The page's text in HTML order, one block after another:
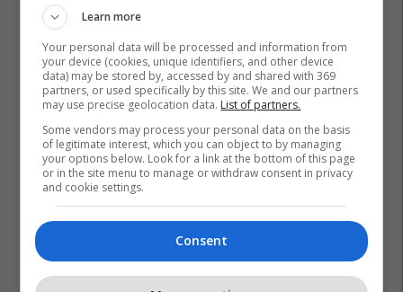
Mitrovicë Festival "green Fest"
Learn more
Your personal data will be processed and information from
your device (cookies, unique identifiers, and other device
data) may be stored by, accessed by and shared with 369
partners, or used specifically by this site. We and our partners
may use precise geolocation data. List of partners.
Some vendors may process your personal data on the basis
of legitimate interest, which you can object to by managing
your options below. Look for a link at the bottom of this page
or in the site menu to manage or withdraw consent in privacy
and cookie settings.
Consent